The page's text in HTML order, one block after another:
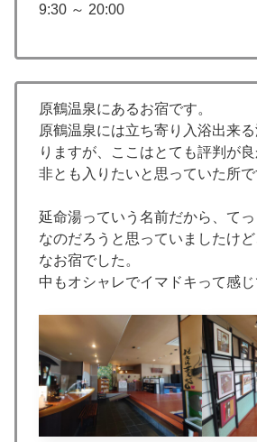
9:30 ～ 20:00
原鶴温泉にあるお宿です。
原鶴温泉には立ち寄り入浴出来
りますが、ここはとても評判が
非とも入りたいと思っていた所で
延命湯っていう名前だから、て
なのだろうと思っていましたけ
なお宿でした。
中もオシャレでイマドキって感じ